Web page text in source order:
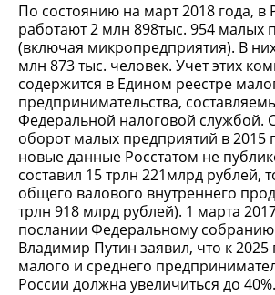
По состоянию на март 2018 года, в
работают 2 млн 898тыс. 954 малых
(включая микропредприятия). В
млн 873 тыс. человек. Учет этих
содержится в Едином реестре
предпринимательства,
Федеральной налоговой службой.
оборот малых предприятий в 2015
новые данные Росстатом не
составил 15 трлн 221млрд рублей,
общего валового внутреннего
трлн 918 млрд рублей). 1 марта
послании Федеральному
Владимир Путин заявил, что к 2025
малого и среднего
России должна увеличиться до 40%.